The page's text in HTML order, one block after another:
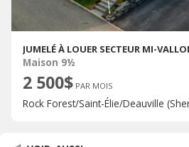
JUMELÉ À LOUER SECTEUR MI-
Maison 9½
2 500$ PAR MOIS
Rock Forest/Saint-Élie/Deauville